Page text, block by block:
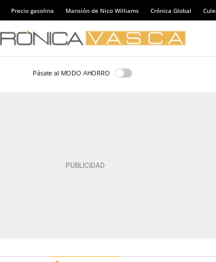
Precio gasolina Mansión de Nico Williams Crónica Global
Pásate al MODO AHORRO